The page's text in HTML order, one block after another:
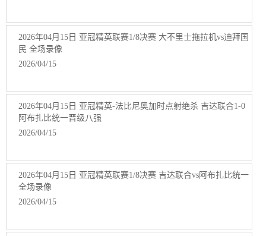
2026年04月15日 亚冠精英联赛1/8决赛 大不里士拖拉机vs迪拜国
民 全场录像
2026/04/15
2026年04月15日 亚冠精英-法比尼奥加时点射绝杀 吉达联合1-0
阿布扎比统一晋级八强
2026/04/15
2026年04月15日 亚冠精英联赛1/8决赛 吉达联合vs阿布扎比统一
全场录像
2026/04/15